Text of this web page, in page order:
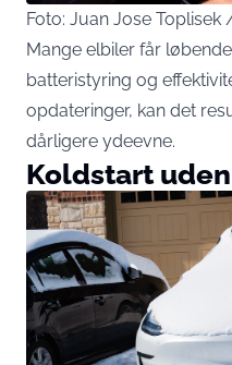
Foto: Juan Jose
Mange elbiler får
batteristyring og
opdateringer, kan det
dårligere ydeevne.
Koldstart